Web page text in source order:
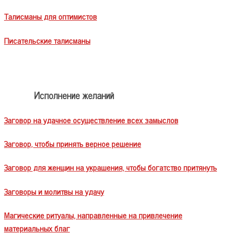
Талисманы для оптимистов
Писательские талисманы
Исполнение желаний
Заговор на удачное осуществление всех замыслов
Заговор, чтобы принять верное решение
Заговор для женщин на украшения, чтобы богатство притянуть
Заговоры и молитвы на удачу
Магические ритуалы, направленные на привлечение
материальных благ